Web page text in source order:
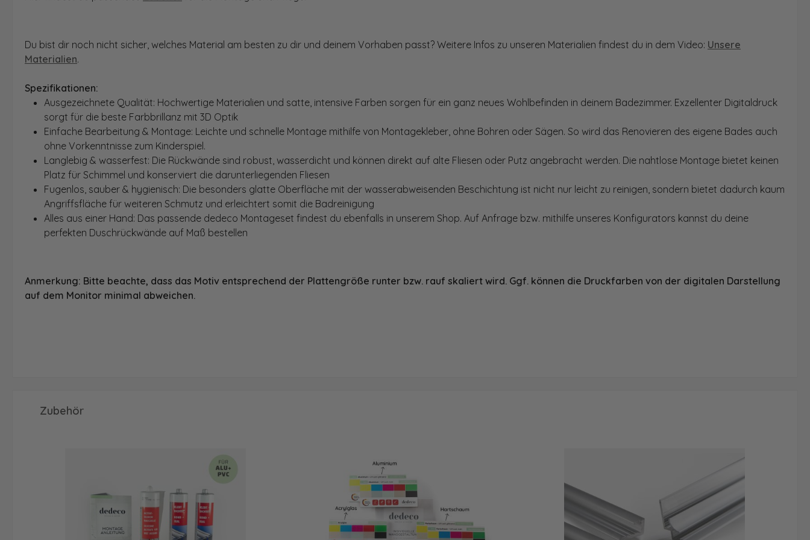
Du bist dir noch nicht sicher, welches Material am besten zu dir und deinem Vorhaben passt? Weitere Infos zu unseren Materialien findest du in dem Video: Unsere
Materialien.
Spezifikationen:
Ausgezeichnete Qualität: Hochwertige Materialien und satte, intensive Farben sorgen für ein ganz neues Wohlbefinden in deinem Badezimmer. Exzellenter Digitaldruck
sorgt für die beste Farbbrillanz mit 3D Optik
Einfache Bearbeitung & Montage: Leichte und schnelle Montage mithilfe von Montagekleber, ohne Bohren oder Sägen. So wird das Renovieren des eigene Bades auch
ohne Vorkenntnisse zum Kinderspiel.
Langlebig & wasserfest: Die Rückwände sind robust, wasserdicht und können direkt auf alte Fliesen oder Putz angebracht werden. Die nahtlose Montage bietet keinen
Platz für Schimmel und konserviert die darunterliegenden Fliesen
Fugenlos, sauber & hygienisch: Die besonders glatte Oberfläche mit der wasserabweisenden Beschichtung ist nicht nur leicht zu reinigen, sondern bietet dadurch kaum
Angriffsfläche für weiteren Schmutz und erleichtert somit die Badreinigung
Alles aus einer Hand: Das passende dedeco Montageset findest du ebenfalls in unserem Shop. Auf Anfrage bzw. mithilfe unseres Konfigurators kannst du deine
perfekten Duschrückwände auf Maß bestellen
Anmerkung: Bitte beachte, dass das Motiv entsprechend der Plattengröße runter bzw. rauf skaliert wird. Ggf. können die Druckfarben von der digitalen Darstellung
auf dem Monitor minimal abweichen.
Produktgalerie überspringen
Zubehör